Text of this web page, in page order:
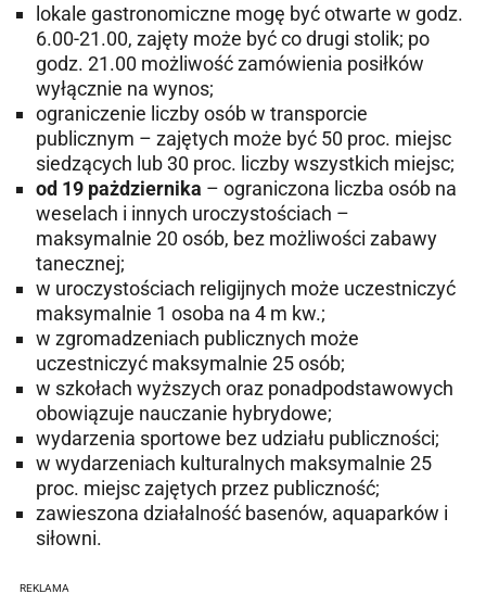
lokale gastronomiczne mogę być otwarte w godz.
6.00-21.00, zajęty może być co drugi stolik; po
godz. 21.00 możliwość zamówienia posiłków
wyłącznie na wynos;
ograniczenie liczby osób w transporcie
publicznym – zajętych może być 50 proc. miejsc
siedzących lub 30 proc. liczby wszystkich miejsc;
od 19 pażdziernika – ograniczona liczba osób na
weselach i innych uroczystościach –
maksymalnie 20 osób, bez możliwości zabawy
tanecznej;
w uroczystościach religijnych może uczestniczyć
maksymalnie 1 osoba na 4 m kw.;
w zgromadzeniach publicznych może
uczestniczyć maksymalnie 25 osób;
w szkołach wyższych oraz ponadpodstawowych
obowiązuje nauczanie hybrydowe;
wydarzenia sportowe bez udziału publiczności;
w wydarzeniach kulturalnych maksymalnie 25
proc. miejsc zajętych przez publiczność;
zawieszona działalność basenów, aquaparków i
siłowni.
REKLAMA